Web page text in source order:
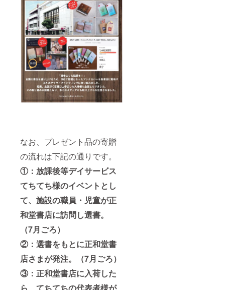
なお、プレゼント品の寄贈
の流れは下記の通りです。
①：放課後等デイサービス
てちてち様のイベントとし
て、施設の職員・児童が正
和堂書店に訪問し選書。
（7月ごろ）
②：選書をもとに正和堂書
店さまが発注。（7月ごろ）
③：正和堂書店に入荷した